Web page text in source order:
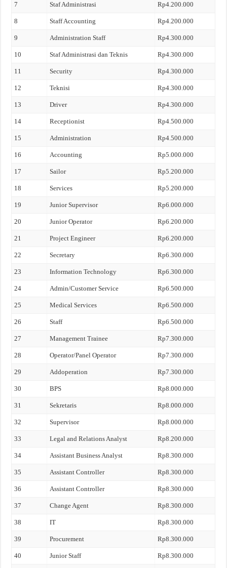
7 Staf Administrasi Rp4.200.000
8 Staff Accounting Rp4.200.000
9 Administration Staff Rp4.300.000
10 Staf Administrasi dan Teknis Rp4.300.000
11 Security Rp4.300.000
12 Teknisi Rp4.300.000
13 Driver Rp4.300.000
14 Receptionist Rp4.500.000
15 Administration Rp4.500.000
16 Accounting Rp5.000.000
17 Sailor Rp5.200.000
18 Services Rp5.200.000
19 Junior Supervisor Rp6.000.000
20 Junior Operator Rp6.200.000
21 Project Engineer Rp6.200.000
22 Secretary Rp6.300.000
23 Information Technology Rp6.300.000
24 Admin/Customer Service Rp6.500.000
25 Medical Services Rp6.500.000
26 Staff Rp6.500.000
27 Management Trainee Rp7.300.000
28 Operator/Panel Operator Rp7.300.000
29 Addoperation Rp7.300.000
30 BPS Rp8.000.000
31 Sekretaris Rp8.000.000
32 Supervisor Rp8.000.000
33 Legal and Relations Analyst Rp8.200.000
34 Assistant Business Analyst Rp8.300.000
35 Assistant Controller Rp8.300.000
36 Assistant Controller Rp8.300.000
37 Change Agent Rp8.300.000
38 IT Rp8.300.000
39 Procurement Rp8.300.000
40 Junior Staff Rp8.300.000